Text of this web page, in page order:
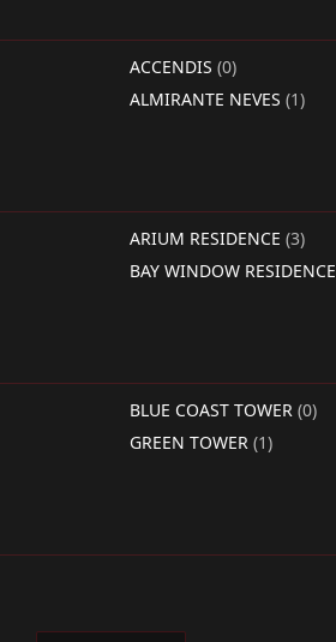
ACCENDIS (0)
ALMIRANTE NEVES (1)
ARIUM RESIDENCE (3)
BAY WINDOW RESIDENCE
BLUE COAST TOWER (0)
GREEN TOWER (1)